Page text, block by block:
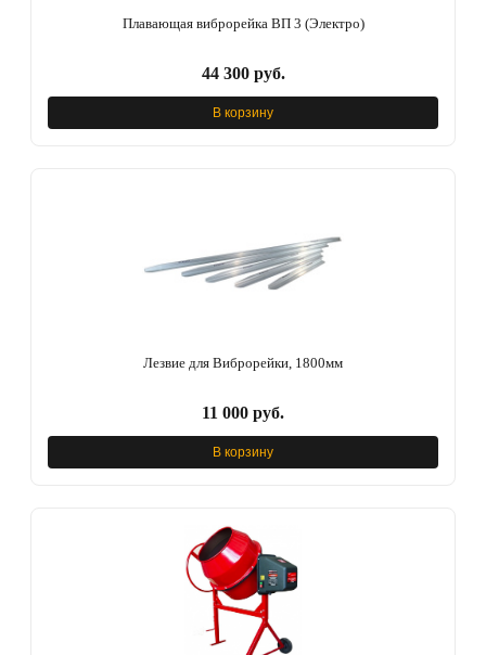
Плавающая виброрейка ВП 3 (Электро)
44 300 руб.
В корзину
Лезвие для Виброрейки, 1800мм
11 000 руб.
В корзину